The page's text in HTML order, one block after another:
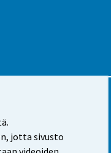
jotta sivusto